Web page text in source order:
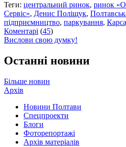
Теги: центральний ринок, ринок
Сервіс», Денис Поліщук,
підприємництво, паркування,
Коментарі (45)
Вислови свою думку!
Останні новини
Більше новин
Архів
Новини Полтави
Спецпроекти
Блоги
Фоторепортажі
Архів матеріалів